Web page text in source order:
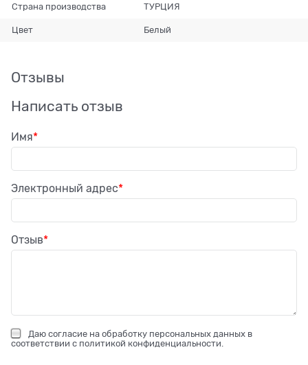
Страна производства ТУРЦИЯ
Цвет Белый
Отзывы
Написать отзыв
Имя
Электронный адрес
Отзыв
Даю согласие на обработку персональных данных в
соответствии с политикой конфиденциальности